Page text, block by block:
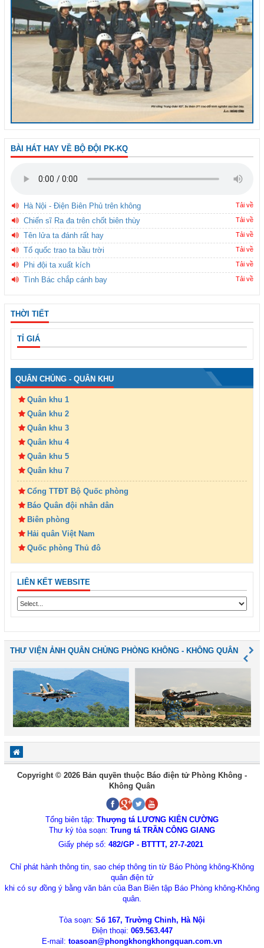
BÀI HÁT HAY VỀ BỘ ĐỘI PK-KQ
Hà Nội - Điện Biên Phủ trên không Tải về
Chiến sĩ Ra đa trên chốt biên thùy Tải về
Tên lửa ta đánh rất hay Tải về
Tổ quốc trao ta bầu trời Tải về
Phi đội ta xuất kích Tải về
Tình Bác chắp cánh bay Tải về
THỜI TIẾT
TỈ GIÁ
QUÂN CHỦNG - QUÂN KHU
Quân khu 1
Quân khu 2
Quân khu 3
Quân khu 4
Quân khu 5
Quân khu 7
Cổng TTĐT Bộ Quốc phòng
Báo Quân đội nhân dân
Biên phòng
Hải quân Việt Nam
Quốc phòng Thủ đô
LIÊN KẾT WEBSITE
THƯ VIỆN ẢNH QUÂN CHỦNG PHÒNG KHÔNG - KHÔNG QUÂN
Copyright © 2026 Bản quyền thuộc Báo điện tử Phòng Không -
Không Quân
Tổng biên tập: Thượng tá LƯƠNG KIÊN CƯỜNG
Thư ký tòa soạn: Trung tá TRẦN CÔNG GIANG
Giấy phép số: 482/GP - BTTTT, 27-7-2021
Chỉ phát hành thông tin, sao chép thông tin từ Báo Phòng không-Không
quân điện tử
khi có sự đồng ý bằng văn bản của Ban Biên tập Báo Phòng không-Không
quân.
Tòa soạn: Số 167, Trường Chinh, Hà Nội
Điện thoại: 069.563.447
E-mail: toasoan@phongkhongkhongquan.com.vn